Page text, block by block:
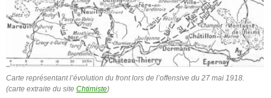
Carte représentant l’évolution du front lors de l’offensive du 27 mai 1918.
(carte extraite du site Chtimiste)